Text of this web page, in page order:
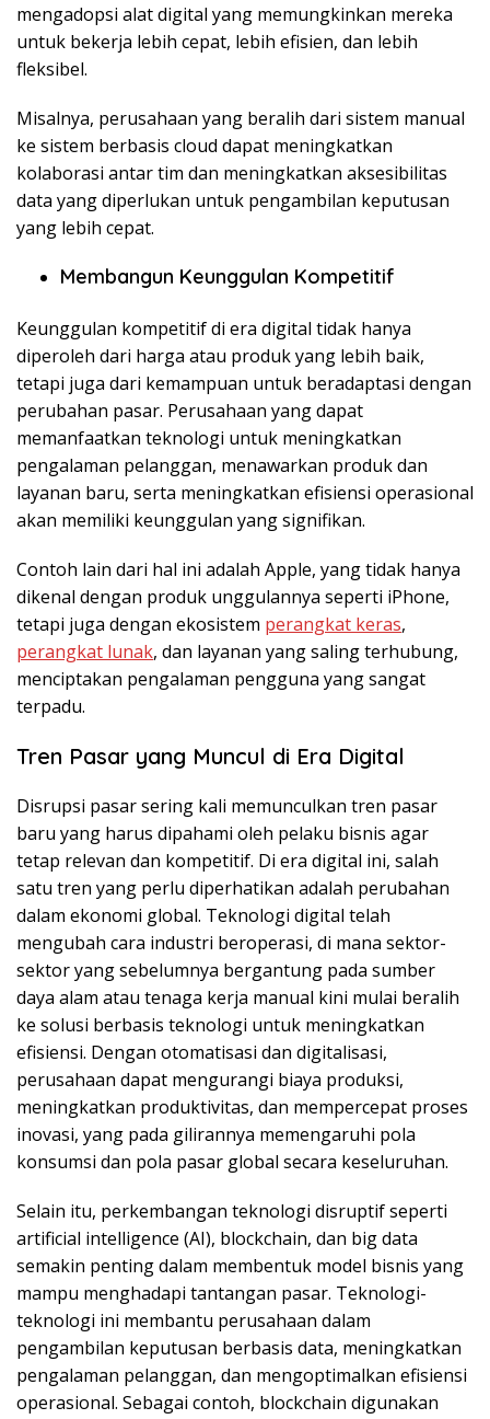
mengadopsi alat digital yang memungkinkan mereka
untuk bekerja lebih cepat, lebih efisien, dan lebih
fleksibel.
Misalnya, perusahaan yang beralih dari sistem manual
ke sistem berbasis cloud dapat meningkatkan
kolaborasi antar tim dan meningkatkan aksesibilitas
data yang diperlukan untuk pengambilan keputusan
yang lebih cepat.
Membangun Keunggulan Kompetitif
Keunggulan kompetitif di era digital tidak hanya
diperoleh dari harga atau produk yang lebih baik,
tetapi juga dari kemampuan untuk beradaptasi dengan
perubahan pasar. Perusahaan yang dapat
memanfaatkan teknologi untuk meningkatkan
pengalaman pelanggan, menawarkan produk dan
layanan baru, serta meningkatkan efisiensi operasional
akan memiliki keunggulan yang signifikan.
Contoh lain dari hal ini adalah Apple, yang tidak hanya
dikenal dengan produk unggulannya seperti iPhone,
tetapi juga dengan ekosistem perangkat keras,
perangkat lunak, dan layanan yang saling terhubung,
menciptakan pengalaman pengguna yang sangat
terpadu.
Tren Pasar yang Muncul di Era Digital
Disrupsi pasar sering kali memunculkan tren pasar
baru yang harus dipahami oleh pelaku bisnis agar
tetap relevan dan kompetitif. Di era digital ini, salah
satu tren yang perlu diperhatikan adalah perubahan
dalam ekonomi global. Teknologi digital telah
mengubah cara industri beroperasi, di mana sektor-
sektor yang sebelumnya bergantung pada sumber
daya alam atau tenaga kerja manual kini mulai beralih
ke solusi berbasis teknologi untuk meningkatkan
efisiensi. Dengan otomatisasi dan digitalisasi,
perusahaan dapat mengurangi biaya produksi,
meningkatkan produktivitas, dan mempercepat proses
inovasi, yang pada gilirannya memengaruhi pola
konsumsi dan pola pasar global secara keseluruhan.
Selain itu, perkembangan teknologi disruptifseperti
artificial intelligence (AI), blockchain, dan big data
semakin penting dalam membentuk model bisnis yang
mampu menghadapi tantangan pasar. Teknologi-
teknologi ini membantu perusahaan dalam
pengambilan keputusan berbasis data, meningkatkan
pengalaman pelanggan, dan mengoptimalkan efisiensi
operasional. Sebagai contoh, blockchain digunakan